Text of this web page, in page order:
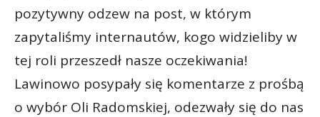
pozytywny odzew na post, w którym
zapytaliśmy internautów, kogo widzieliby w
tej roli przeszedł nasze oczekiwania!
Lawinowo posypały się komentarze z prośbą
o wybór Oli Radomskiej, odezwały się do nas